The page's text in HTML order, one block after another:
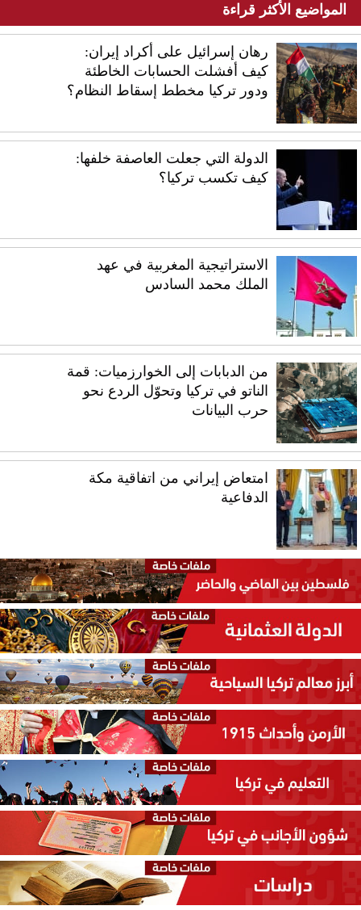
المواضيع الأكثر قراءة
رهان إسرائيل على أكراد إيران:
كيف أفشلت الحسابات الخاطئة
ودور تركيا مخطط إسقاط النظام؟
الدولة التي جعلت العاصفة خلفها:
كيف تكسب تركيا؟
الاستراتيجية المغربية في عهد
الملك محمد السادس
من الدبابات إلى الخوارزميات: قمة
الناتو في تركيا وتحوّل الردع نحو
حرب البيانات
امتعاض إيراني من اتفاقية مكة
الدفاعية